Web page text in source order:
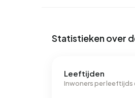
Statistieken over
Leeftijden
Inwoners per